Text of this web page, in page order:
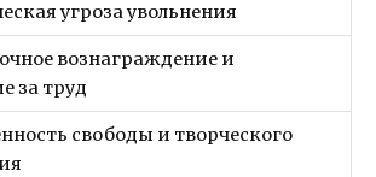
угроза увольнения
вознаграждение и
за труд
свободы и творческого